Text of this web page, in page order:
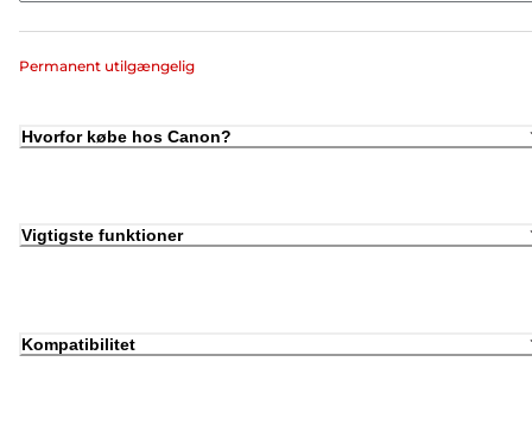
Permanent utilgængelig
Hvorfor købe hos Canon?
Vigtigste funktioner
Kompatibilitet